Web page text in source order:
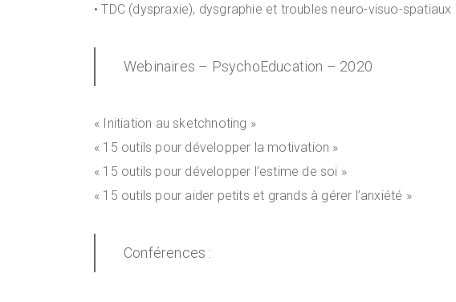
• TDC (dyspraxie), dysgraphie et troubles neuro-visuo-spatiaux
Webinaires – PsychoEducation – 2020
« Initiation au sketchnoting »
« 15 outils pour développer la motivation »
« 15 outils pour développer l’estime de soi »
« 15 outils pour aider petits et grands à gérer l’anxiété »
Conférences :